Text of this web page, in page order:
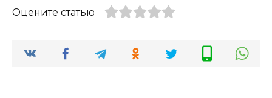
Оцените статью